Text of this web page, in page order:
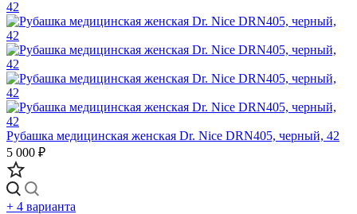
Рубашка медицинская женская Dr. Nice DRN405, черный, 42
5 000 ₽
+ 4 варианта